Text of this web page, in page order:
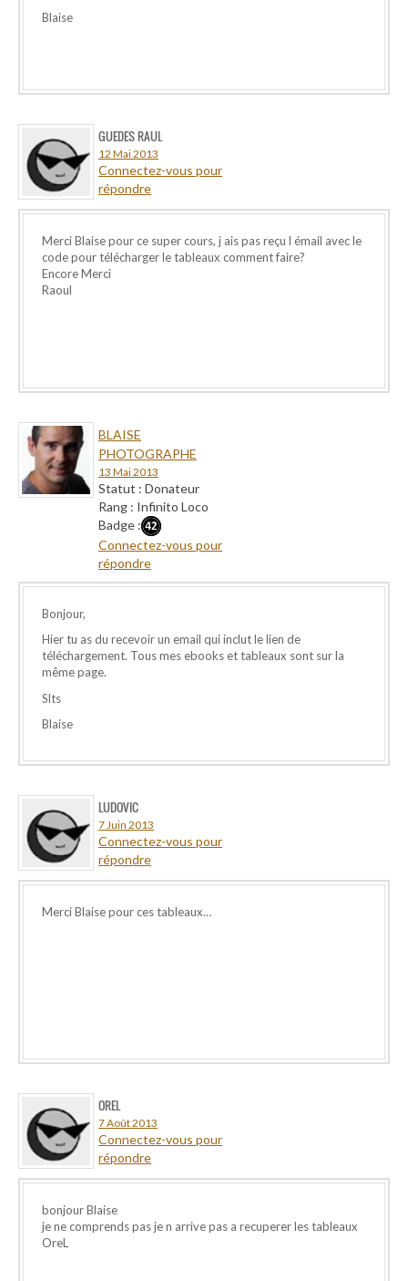
Blaise
GUEDES RAUL
12 Mai 2013
Connectez-vous pour
répondre
Merci Blaise pour ce super cours, j ais pas reçu l émail avec le
code pour télécharger le tableaux comment faire?
Encore Merci
Raoul
BLAISE
PHOTOGRAPHE
13 Mai 2013
Statut : Donateur
Rang : Infinito Loco
Badge :
Connectez-vous pour
répondre
Bonjour,
Hier tu as du recevoir un email qui inclut le lien de
téléchargement. Tous mes ebooks et tableaux sont sur la
même page.
Slts
Blaise
LUDOVIC
7 Juin 2013
Connectez-vous pour
répondre
Merci Blaise pour ces tableaux…
OREL
7 Août 2013
Connectez-vous pour
répondre
bonjour Blaise
je ne comprends pas je n arrive pas a recuperer les tableaux
OreL